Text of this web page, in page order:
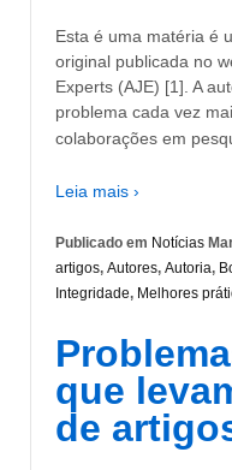
Esta é uma matéria é
original publicada no
Experts (AJE) [1]. A
problema cada vez
colaborações em
Leia mais ›
Publicado em Notícias
artigos, Autores, Autoria,
Integridade, Melhores
que
de